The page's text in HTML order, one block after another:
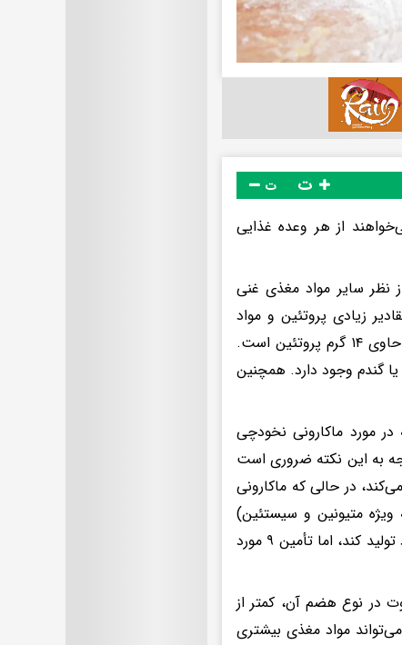
ت
از هر وعده غذایی
نظر سایر مواد مغذی غنی
زیادی پروتئین و مواد
مغذی دیگر است: ماکارونی ساخته شده از آرد نخود. یک وعده از پاستا نخود حاوی ۱۴ گرم پروتئین است.
یا گندم وجود دارد. همچنین
مورد ماکارونی نخودچی
به این نکته ضروری است
در حالی که ماکارونی
متیونین و سیستئین)
است. بدن می‌تواند ۱۱ آمینو اسید از ۲۰ آمینو اسیدی که یک پروتئین را می‌سازد تولید کند، اما تأمین ۹ مورد
در نوع هضم آن، کمتر از
مواد مغذی بیشتری